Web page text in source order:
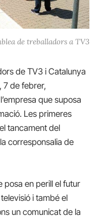
de treballadors a TV3
de TV3 i Catalunya
7 de febrer,
que suposa
Les primeres
tancament del
corresponsalia de
posa en perill el futur
i també el
un comunicat de la